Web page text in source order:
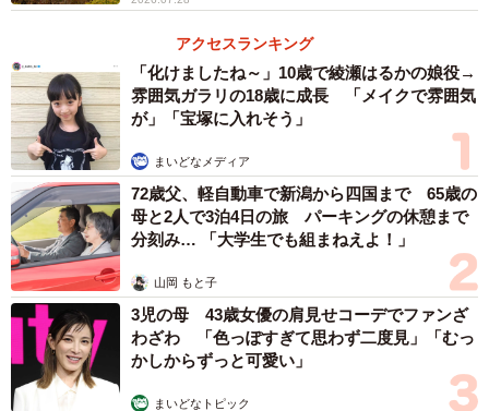
に京成バラ園でナージャ併せを行うことになりました。小
さいころも衣装を着たときは「ナージャになれた！」と、
うれしい気持ちでしたが、大人になって改めてコスプレと
して再現できたときは感慨深く、とても幸せな気持ちにな
りました。傘やリボン、靴は手作りで作品に出てくるよう
な大きさや形にリメイクしました。
アクセスランキング
「化けましたね～」10歳で綾瀬はるかの娘役→
雰囲気ガラリの18歳に成長 「メイクで雰囲気
が」「宝塚に入れそう」
まいどなメディア
72歳父、軽自動車で新潟から四国まで 65歳の
母と2人で3泊4日の旅 パーキングの休憩まで
分刻み… 「大学生でも組まねえよ！」
山岡 もと子
3児の母 43歳女優の肩見せコーデでファンざ
わざわ 「色っぽすぎて思わず二度見」「むっ
かしからずっと可愛い」
まいどなトピック